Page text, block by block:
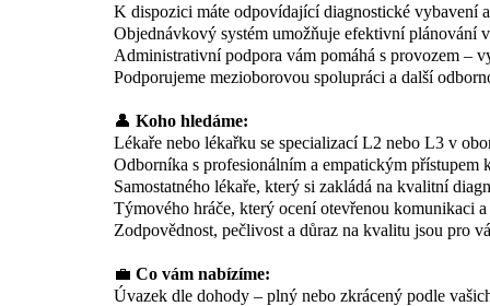
K dispozici máte odpovídající diagnostické vybavení
Objednávkový systém umožňuje efektivní plánování
Administrativní podpora vám pomáhá s provozem –
Podporujeme mezioborovou spolupráci a další
👤 Koho hledáme:
Lékaře nebo lékařku se specializací L2 nebo L3 v
Odborníka s profesionálním a empatickým přístupem
Samostatného lékaře, který si zakládá na kvalitní
Týmového hráče, který ocení otevřenou komunikaci
Zodpovědnost, pečlivost a důraz na kvalitu jsou pro
💼 Co vám nabízíme:
Úvazek dle dohody – plný nebo zkrácený podle